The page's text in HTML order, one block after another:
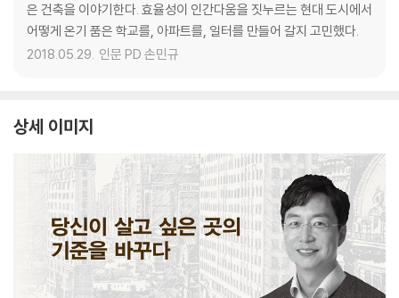
은 건축을 이야기한다. 효율성이 인간다움을 짓누르는 현대 도시에서
어떻게 온기 품은 학교를, 아파트를, 일터를 만들어 갈지 고민했다.
2018.05.29. 인문 PD 손민규
상세 이미지